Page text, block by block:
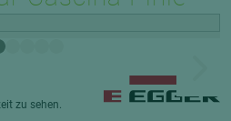
zu sehen.